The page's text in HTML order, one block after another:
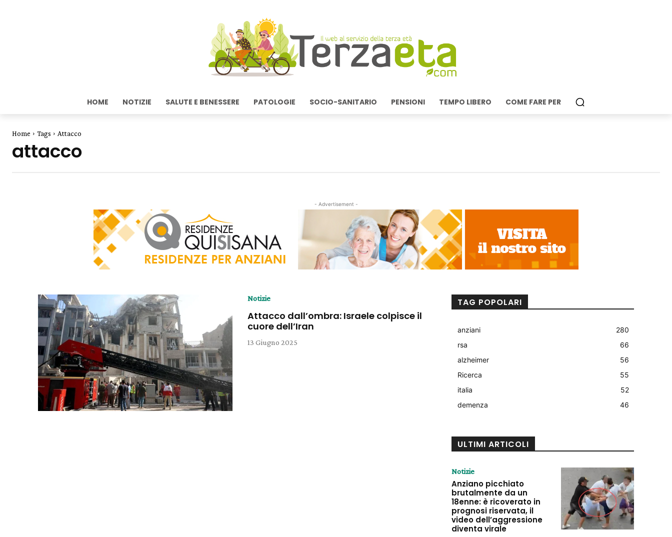
HOME NOTIZIE SALUTE E BENESSERE PATOLOGIE SOCIO-SANITARIO PENSIONI TEMPO LIBERO COME FARE PER
Home Tags Attacco
attacco
- Advertisement -
Notizie
Attacco dall’ombra: Israele colpisce il
cuore dell’Iran
13 Giugno 2025
TAG POPOLARI
anziani
280
rsa
66
alzheimer
56
Ricerca
55
italia
52
demenza
46
ULTIMI ARTICOLI
Notizie
Anziano picchiato
brutalmente da un
18enne: è ricoverato in
prognosi riservata, il
video dell’aggressione
diventa virale